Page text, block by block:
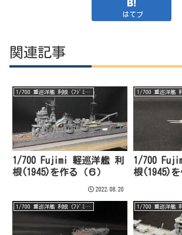
はてブ
関連記事
1/700 重巡洋艦 利根（ﾌｼﾞﾐ・完）
1/700 Fujimi 軽巡洋艦 利
根(1945)を作る（６）
2022.08.20
1/700
根(1945)を
1/700 重巡洋艦 利根（ﾌｼﾞﾐ・完）